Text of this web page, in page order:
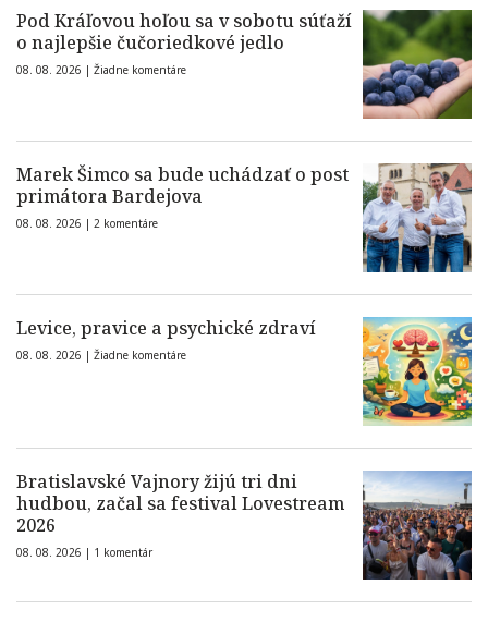
Pod Kráľovou hoľou sa v sobotu súťaží
o najlepšie čučoriedkové jedlo
08. 08. 2026 | Žiadne komentáre
Marek Šimco sa bude uchádzať o post
primátora Bardejova
08. 08. 2026 | 2 komentáre
Levice, pravice a psychické zdraví
08. 08. 2026 | Žiadne komentáre
Bratislavské Vajnory žijú tri dni
hudbou, začal sa festival Lovestream
2026
08. 08. 2026 | 1 komentár